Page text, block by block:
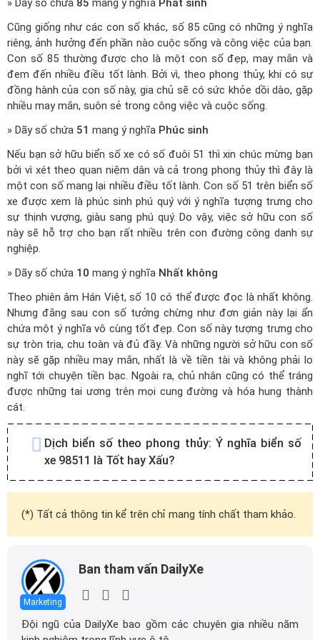
» Dãy số chứa 85 mang ý nghĩa Phát sinh
Cũng giống như các con số khác, số 85 cũng có những ý nghĩa
riêng, ảnh hưởng đến phần nào cuộc sống và công việc của bạn.
Con số 85 thường được cho là một con số đẹp, may mắn và
đem đến nhiều điều tốt lành. Bởi vì, theo phong thủy, khi có sự
đồng hành của con số này, gia chủ sẽ có sức khỏe dồi dào, gặp
nhiều may mắn, suôn sẻ trong công việc và cuộc sống.
» Dãy số chứa 51 mang ý nghĩa Phúc sinh
Nếu bạn sở hữu biển số xe có số đuôi 51 thì xin chúc mừng bạn
bởi vì xét theo quan niệm dân và cả trong phong thủy thì đây là
một con số mang lại nhiều điều tốt lành. Con số 51 trên biển số
xe được xem là phúc sinh phú quý với ý nghĩa tượng trưng cho
sự thịnh vượng, giàu sang phú quý. Do vậy, việc sở hữu con số
này sẽ hỗ trợ cho bạn rất nhiều trên con đường công danh sự
nghiệp.
» Dãy số chứa 10 mang ý nghĩa Nhất không
Theo phiên âm Hán Việt, số 10 có thể được đọc là nhất không.
Nhưng đằng sau con số tưởng chừng như đơn giản này lại ẩn
chứa một ý nghĩa vô cùng tốt đẹp. Con số này tượng trưng cho
sự tròn trịa, chu toàn và đủ đầy. Và những người sở hữu con số
này sẽ gặp nhiều may mắn, nhất là về tiền tài và không phải lo
nghĩ tới chuyện tiền bạc. Ngoài ra, chủ nhân cũng có thể tráng
được những tai ương trên mọi cung đường và hóa hung thành
cát.
Dịch biển số theo phong thủy: Ý nghĩa biển số
xe 98511 là Tốt hay Xấu?
(*) Tất cả thông tin kể trên chỉ mang tính chất tham khảo.
Marketing
Ban tham vấn DailyXe
Đội ngũ của DailyXe bao gồm các chuyên gia nhiều năm